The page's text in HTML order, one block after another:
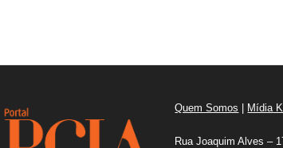
Quem Somos | Mídia
Rua Joaquim Alves –